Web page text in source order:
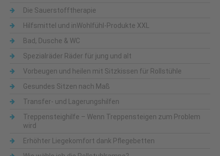
Die Sauerstofftherapie
Hilfsmittel und inWohlfühl-Produkte XXL
Bad, Dusche & WC
Spezialräder Räder für jung und alt
Vorbeugen und heilen mit Sitzkissen für Rollstühle
Gesundes Sitzen nach Maß
Transfer- und Lagerungshilfen
Treppensteighilfe – Wenn Treppensteigen zum Problem
wird
Erhöhter Liegekomfort dank Pflegebetten